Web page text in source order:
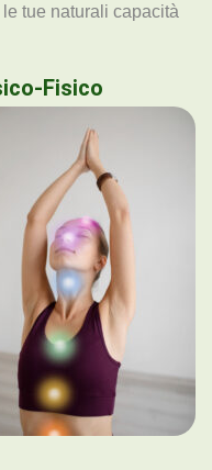
tue naturali capacità
Fisico